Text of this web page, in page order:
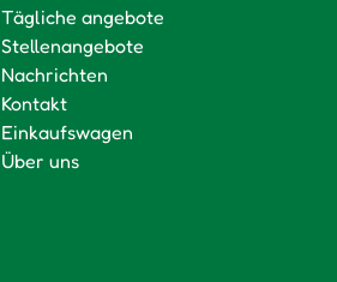
Tägliche angebote
Stellenangebote
Nachrichten
Kontakt
Einkaufswagen
Über uns